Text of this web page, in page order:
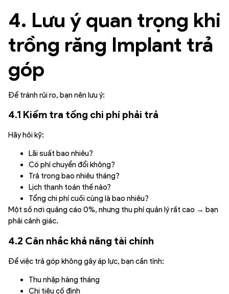
4. Lưu ý quan trọng khi
trồng răng Implant trả
góp
Để tránh rủi ro, bạn nên lưu ý:
4.1 Kiểm tra tổng chi phí phải trả
Hãy hỏi kỹ:
Lãi suất bao nhiêu?
Có phí chuyển đổi không?
Trả trong bao nhiêu tháng?
Lịch thanh toán thế nào?
Tổng chi phí cuối cùng là bao nhiêu?
Một số nơi quảng cáo 0%, nhưng thu phí quản lý rất cao → bạn
phải cảnh giác.
4.2 Cân nhắc khả năng tài chính
Để việc trả góp không gây áp lực, bạn cần tính:
Thu nhập hàng tháng
Chi tiêu cố định